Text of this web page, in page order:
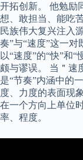
开拓创新。 他勉励
想、敢担当、能吃
民族伟大复兴注入
奏”与“速度”这一
以“速度”的“快”和
颇与谬误。 当＂速
是“节奏”内涵中的
度、力度的表面现
在一个方向上单位
率、程度。